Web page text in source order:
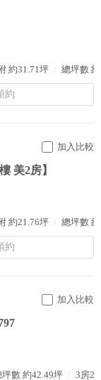
約31.71坪 總坪數
加入比較
美2房】
約21.76坪 總坪數
加入比較
坪數 約42.49坪 3房2